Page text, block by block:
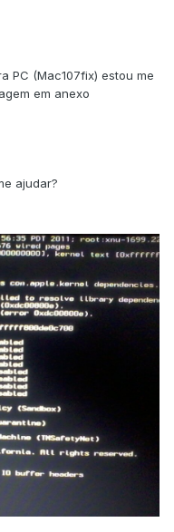
PC (Mac107fix) estou me
em anexo
ajudar?